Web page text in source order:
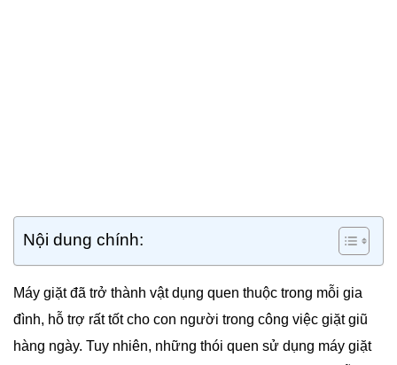
Nội dung chính:
Máy giặt đã trở thành vật dụng quen thuộc trong mỗi gia
đình, hỗ trợ rất tốt cho con người trong công việc giặt giũ
hàng ngày. Tuy nhiên, những thói quen sử dụng máy giặt